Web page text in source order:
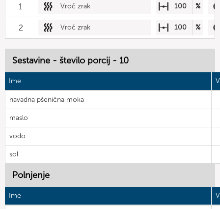
1 Vroč zrak 100 %
2 Vroč zrak 100 %
Sestavine - število porcij - 10
Ime
navadna pšenična moka
maslo
vodo
sol
Polnjenje
Ime